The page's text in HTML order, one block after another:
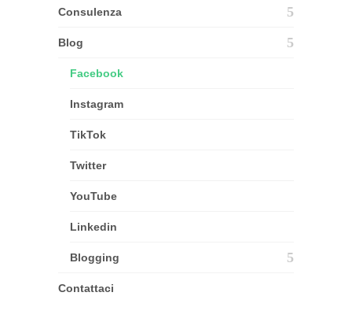
Consulenza
Blog
Facebook
Instagram
TikTok
Twitter
YouTube
Linkedin
Blogging
Contattaci